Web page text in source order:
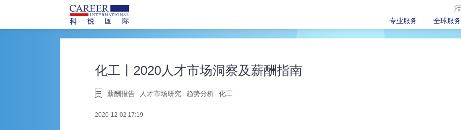
专业服务
全球服务
化工丨2020人才市场洞察及薪酬指南
薪酬报告 人才市场研究 趋势分析 化工
2020-12-02 17:19